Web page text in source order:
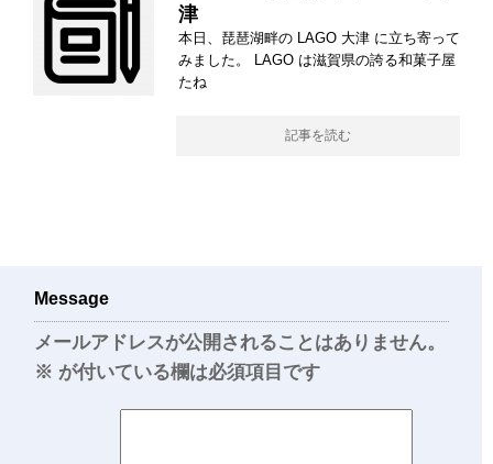
津
本日、琵琶湖畔の LAGO 大津 に立ち寄って
みました。 LAGO は滋賀県の誇る和菓子屋
たね
記事を読む
Message
メールアドレスが公開されることはありません。
※ が付いている欄は必須項目です